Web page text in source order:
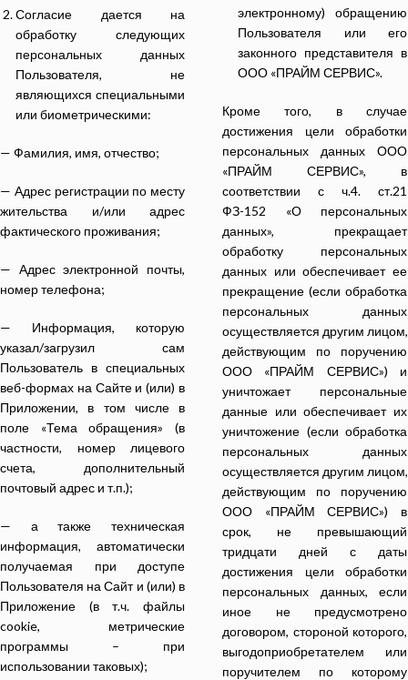
Согласие дается на
обработку следующих
персональных данных
Пользователя, не
являющихся специальными
или биометрическими:
— Фамилия, имя, отчество;
— Адрес регистрации по месту
жительства и/или адрес
фактического проживания;
— Адрес электронной почты,
номер телефона;
— Информация, которую
указал/загрузил сам
Пользователь в специальных
веб-формах на Сайте и (или) в
Приложении, в том числе в
поле «Тема обращения» (в
частности, номер лицевого
счета, дополнительный
почтовый адрес и т.п.);
— а также техническая
информация, автоматически
получаемая при доступе
Пользователя на Сайт и (или) в
Приложение (в т.ч. файлы
cookie, метрические
программы – при
использовании таковых);
электронному) обращению
Пользователя или его
законного представителя в
ООО «ПРАЙМ СЕРВИС».
Кроме того, в случае
достижения цели обработки
персональных данных ООО
«ПРАЙМ СЕРВИС», в
соответствии с ч.4. ст.21
ФЗ-152 «О персональных
данных», прекращает
обработку персональных
данных или обеспечивает ее
прекращение (если обработка
персональных данных
осуществляется другим лицом,
действующим по поручению
ООО «ПРАЙМ СЕРВИС») и
уничтожает персональные
данные или обеспечивает их
уничтожение (если обработка
персональных данных
осуществляется другим лицом,
действующим по поручению
ООО «ПРАЙМ СЕРВИС») в
срок, не превышающий
тридцати дней с даты
достижения цели обработки
персональных данных, если
иное не предусмотрено
договором, стороной которого,
выгодоприобретателем или
поручителем по которому